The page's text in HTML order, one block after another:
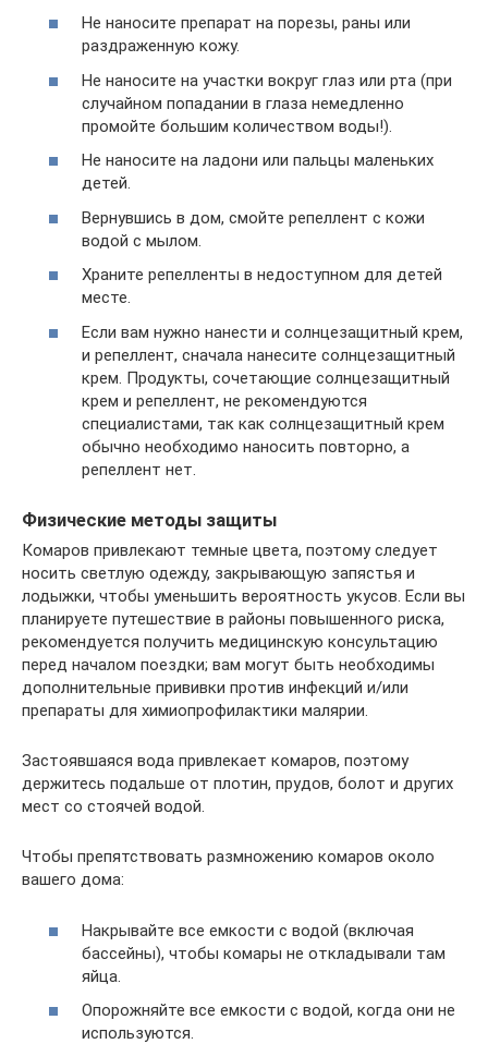
Не наносите препарат на порезы, раны или
раздраженную кожу.
Не наносите на участки вокруг глаз или рта (при
случайном попадании в глаза немедленно
промойте большим количеством воды!).
Не наносите на ладони или пальцы маленьких
детей.
Вернувшись в дом, смойте репеллент с кожи
водой с мылом.
Храните репелленты в недоступном для детей
месте.
Если вам нужно нанести и солнцезащитный крем,
и репеллент, сначала нанесите солнцезащитный
крем. Продукты, сочетающие солнцезащитный
крем и репеллент, не рекомендуются
специалистами, так как солнцезащитный крем
обычно необходимо наносить повторно, а
репеллент нет.
Физические методы защиты
Комаров привлекают темные цвета, поэтому следует
носить светлую одежду, закрывающую запястья и
лодыжки, чтобы уменьшить вероятность укусов. Если вы
планируете путешествие в районы повышенного риска,
рекомендуется получить медицинскую консультацию
перед началом поездки; вам могут быть необходимы
дополнительные прививки против инфекций и/или
препараты для химиопрофилактики малярии.
Застоявшаяся вода привлекает комаров, поэтому
держитесь подальше от плотин, прудов, болот и других
мест со стоячей водой.
Чтобы препятствовать размножению комаров около
вашего дома:
Накрывайте все емкости с водой (включая
бассейны), чтобы комары не откладывали там
яйца.
Опорожняйте все емкости с водой, когда они не
используются.